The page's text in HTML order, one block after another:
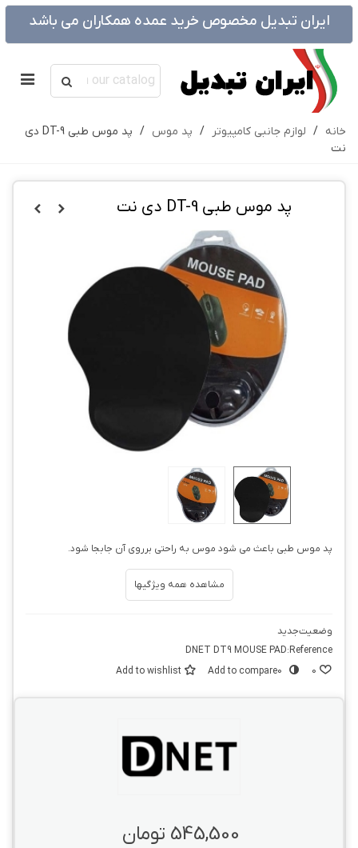
ایران تبدیل مخصوص خرید عمده همکاران می باشد
خانه / لوازم جانبی کامپیوتر / پد موس /
پد موس طبی DT-9 دی
نت
پد موس طبی DT-9 دی نت
پد موس طبی باعث می شود موس به راحتی برروی آن جابجا شود.
مشاهده همه ویژگیها
وضعیتجدید
Reference:
DNET DT9 MOUSE PAD
0
Add to compare0
Add to wishlist
545,500 تومان